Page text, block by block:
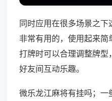
同时应用在很多场景之
非常有用的，使用起来
打牌时可以合理调整牌型
好友间互动乐趣。
微乐龙江麻将有挂吗；一